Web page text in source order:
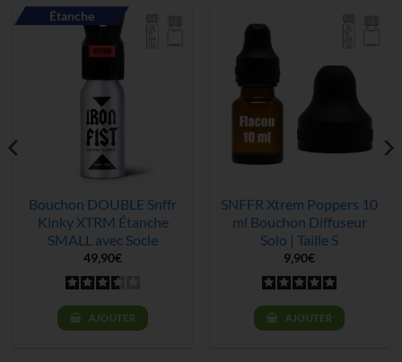
Étanche
Bouchon DOUBLE Snffr
Kinky XTRM Étanche
SMALL avec Socle
49,90€
AJOUTER
SNFFR Xtrem Poppers 10
ml Bouchon Diffuseur
Solo | Taille S
9,90€
AJOUTER